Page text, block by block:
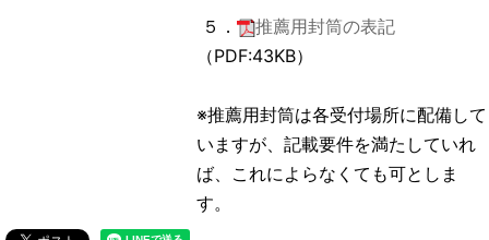
５．
推薦用封筒の表記
（PDF:43KB）
※推薦用封筒は各受付場所に配備して
いますが、記載要件を満たしていれ
ば、これによらなくても可としま
す。